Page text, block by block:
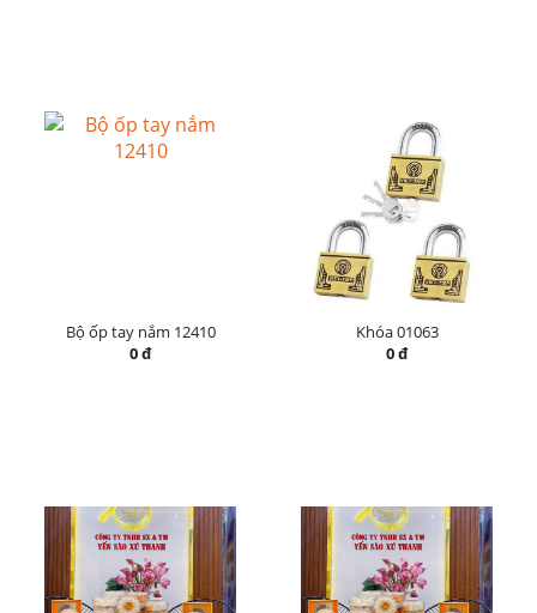
Bộ ốp tay nắm 12410
0 đ
Khóa 01063
0 đ